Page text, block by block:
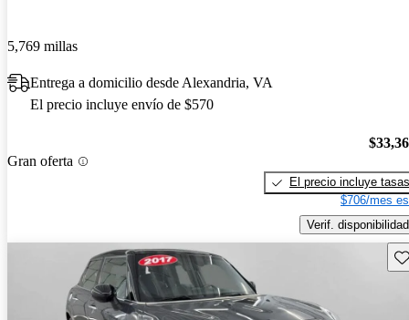
5,769 millas
Entrega a domicilio desde Alexandria, VA
El precio incluye envío de $570
Gran oferta
El precio incluye tasas
$706/mes
Verif. disponibilidad